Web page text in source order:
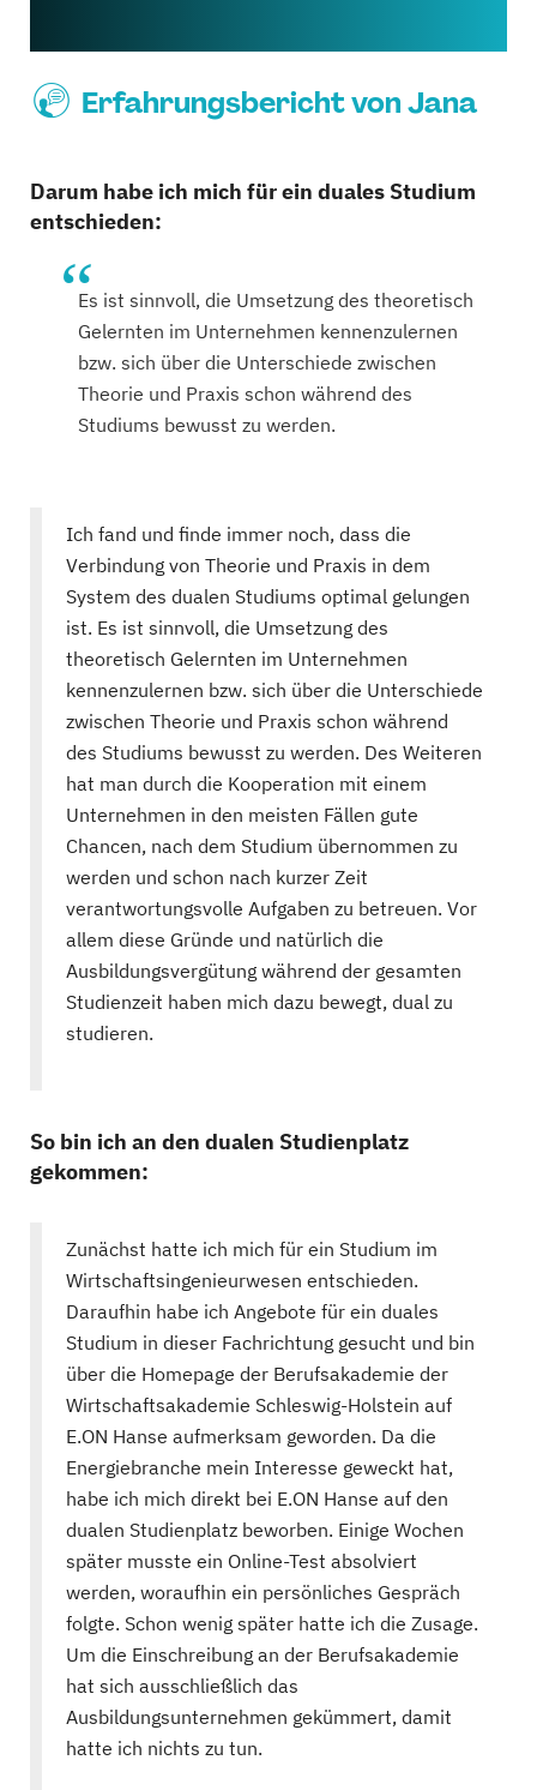
Erfahrungsbericht von Jana
Darum habe ich mich für ein duales Studium
entschieden:
Es ist sinnvoll, die Umsetzung des theoretisch
Gelernten im Unternehmen kennenzulernen
bzw. sich über die Unterschiede zwischen
Theorie und Praxis schon während des
Studiums bewusst zu werden.
Ich fand und finde immer noch, dass die
Verbindung von Theorie und Praxis in dem
System des dualen Studiums optimal gelungen
ist. Es ist sinnvoll, die Umsetzung des
theoretisch Gelernten im Unternehmen
kennenzulernen bzw. sich über die Unterschiede
zwischen Theorie und Praxis schon während
des Studiums bewusst zu werden. Des Weiteren
hat man durch die Kooperation mit einem
Unternehmen in den meisten Fällen gute
Chancen, nach dem Studium übernommen zu
werden und schon nach kurzer Zeit
verantwortungsvolle Aufgaben zu betreuen. Vor
allem diese Gründe und natürlich die
Ausbildungsvergütung während der gesamten
Studienzeit haben mich dazu bewegt, dual zu
studieren.
So bin ich an den dualen Studienplatz
gekommen:
Zunächst hatte ich mich für ein Studium im
Wirtschaftsingenieurwesen entschieden.
Daraufhin habe ich Angebote für ein duales
Studium in dieser Fachrichtung gesucht und bin
über die Homepage der Berufsakademie der
Wirtschaftsakademie Schleswig-Holstein auf
E.ON Hanse aufmerksam geworden. Da die
Energiebranche mein Interesse geweckt hat,
habe ich mich direkt bei E.ON Hanse auf den
dualen Studienplatz beworben. Einige Wochen
später musste ein Online-Test absolviert
werden, woraufhin ein persönliches Gespräch
folgte. Schon wenig später hatte ich die Zusage.
Um die Einschreibung an der Berufsakademie
hat sich ausschließlich das
Ausbildungsunternehmen gekümmert, damit
hatte ich nichts zu tun.